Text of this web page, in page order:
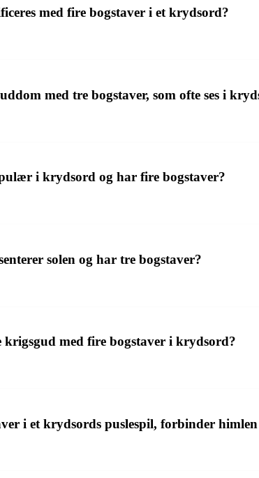
med fire bogstaver i et krydsord?
med tre bogstaver, som ofte ses i
i krydsord og har fire bogstaver?
solen og har tre bogstaver?
med fire bogstaver i krydsord?
i et krydsords puslespil, forbinder